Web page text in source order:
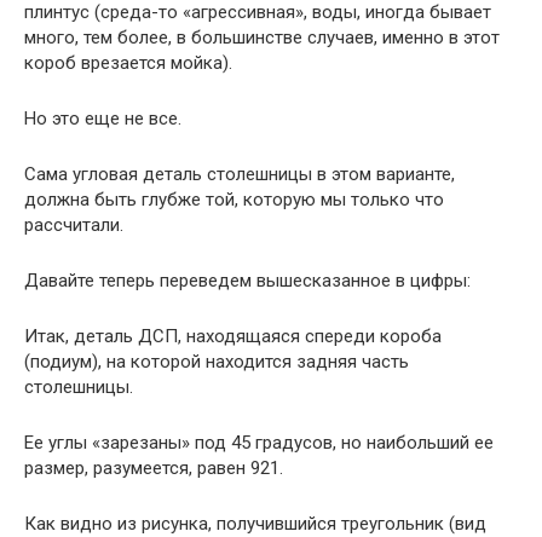
плинтус (среда-то «агрессивная», воды, иногда бывает
много, тем более, в большинстве случаев, именно в этот
короб врезается мойка).
Но это еще не все.
Сама угловая деталь столешницы в этом варианте,
должна быть глубже той, которую мы только что
рассчитали.
Давайте теперь переведем вышесказанное в цифры:
Итак, деталь ДСП, находящаяся спереди короба
(подиум), на которой находится задняя часть
столешницы.
Ее углы «зарезаны» под 45 градусов, но наибольший ее
размер, разумеется, равен 921.
Как видно из рисунка, получившийся треугольник (вид